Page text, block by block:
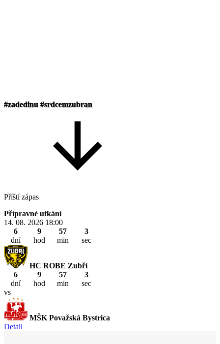
#zadedinu #srdcemzubran
Příští zápas
Přípravné utkání
14. 08. 2026 18:00
6
dní
9
hod
57
min
1
sec
HC ROBE Zubří
6
dní
9
hod
57
min
1
sec
vs
MŠK Považská Bystrica
Detail